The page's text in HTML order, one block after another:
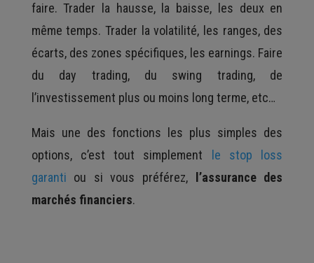
faire. Trader la hausse, la baisse, les deux en
même temps. Trader la volatilité, les ranges, des
écarts, des zones spécifiques, les earnings. Faire
du day trading, du swing trading, de
l’investissement plus ou moins long terme, etc…
Mais une des fonctions les plus simples des
options, c’est tout simplement
le stop loss
garanti ou si vous préférez,
l’assurance des
marchés financiers.